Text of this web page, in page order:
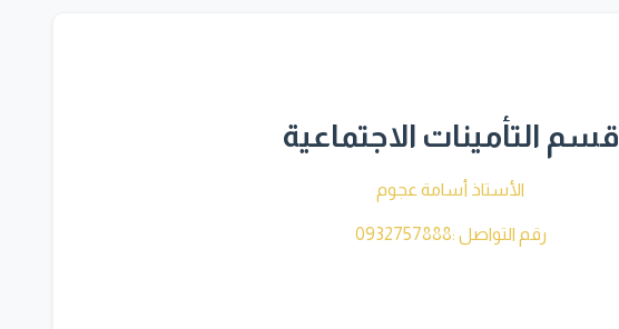
قسم التأمينات الاجتماعية
الأستاذ أسامة عجوم
رقم التواصل :0932757888